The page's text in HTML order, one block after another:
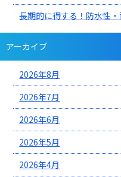
長期的に得する！防水性
アーカイブ
2026年8月
2026年7月
2026年6月
2026年5月
2026年4月